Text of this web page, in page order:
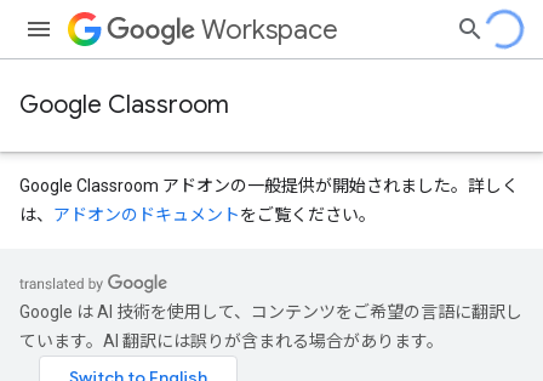
Workspace
Google Classroom
Google Classroom アドオンの一般提供が開始されました。詳しく
は、 アドオンのドキュメントをご覧ください。
Google は AI 技術を使用して、コンテンツをご希望の言語に翻訳し
ています。AI 翻訳には誤りが含まれる場合があります。